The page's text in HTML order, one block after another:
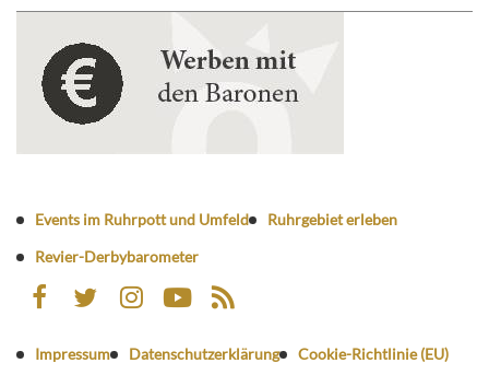
Events im Ruhrpott und Umfeld
Ruhrgebiet erleben
Revier-Derbybarometer
Impressum Datenschutzerklärung Cookie-Richtlinie (EU)